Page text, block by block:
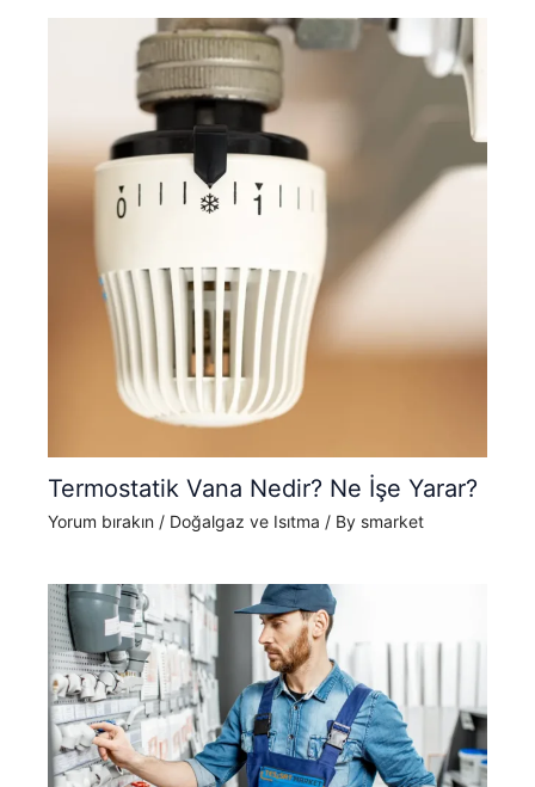
Termostatik Vana Nedir? Ne İşe Yarar?
Yorum bırakın / Doğalgaz ve Isıtma / By smarket